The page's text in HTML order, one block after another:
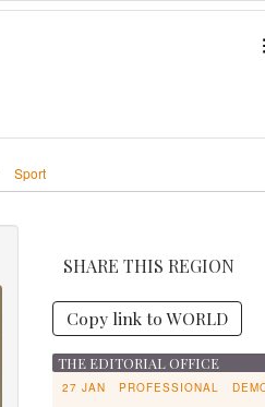
Sport
SHARE THIS REGION
Copy link to WORLD
THE EDITORIAL OFFICE
27 JAN PROFESSIONAL